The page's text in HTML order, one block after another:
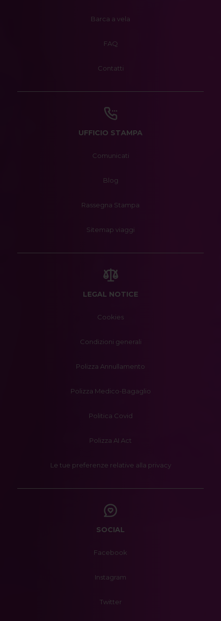
Barca a vela
FAQ
Contatti
UFFICIO STAMPA
Comunicati
Blog
Rassegna Stampa
Sitemap viaggi
LEGAL NOTICE
Cookies
Condizioni generali
Polizza Annullamento
Polizza Medico-Bagaglio
Politica Covid
Polizza AI Act
Le tue preferenze relative alla privacy
SOCIAL
Facebook
Instagram
Twitter